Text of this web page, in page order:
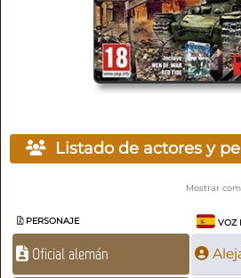
Listado de actores y
Mostrar
PERSONAJE VOZ
Oficial alemán